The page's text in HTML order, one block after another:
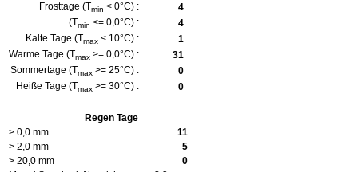
Frosttage (Tmin < 0°C) :
4
(Tmin <= 0,0°C) :
4
Kalte Tage (Tmax < 10°C) :
1
Warme Tage (Tmax >= 0,0°C) :
31
Sommertage (Tmax >= 25°C) :
0
Heiße Tage (Tmax >= 30°C) : 0
Regen Tage
> 0,0 mm
11
> 2,0 mm
5
> 20,0 mm
0